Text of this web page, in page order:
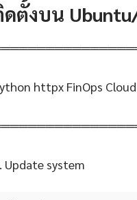
ตั้งบน
httpx FinOps
Update system